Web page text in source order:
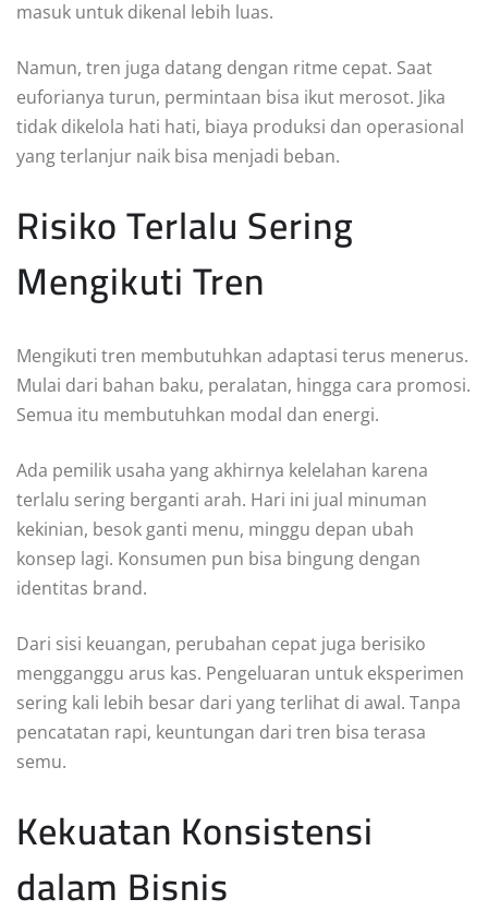
masuk untuk dikenal lebih luas.
Namun, tren juga datang dengan ritme cepat. Saat
euforianya turun, permintaan bisa ikut merosot. Jika
tidak dikelola hati hati, biaya produksi dan operasional
yang terlanjur naik bisa menjadi beban.
Risiko Terlalu Sering
Mengikuti Tren
Mengikuti tren membutuhkan adaptasi terus menerus.
Mulai dari bahan baku, peralatan, hingga cara promosi.
Semua itu membutuhkan modal dan energi.
Ada pemilik usaha yang akhirnya kelelahan karena
terlalu sering berganti arah. Hari ini jual minuman
kekinian, besok ganti menu, minggu depan ubah
konsep lagi. Konsumen pun bisa bingung dengan
identitas brand.
Dari sisi keuangan, perubahan cepat juga berisiko
mengganggu arus kas. Pengeluaran untuk eksperimen
sering kali lebih besar dari yang terlihat di awal. Tanpa
pencatatan rapi, keuntungan dari tren bisa terasa
semu.
Kekuatan Konsistensi
dalam Bisnis